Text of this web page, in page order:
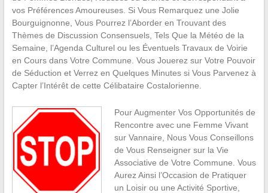
vos Préférences Amoureuses. Si Vous Remarquez une Jolie
Bourguignonne, Vous Pourrez l’Aborder en Trouvant des
Thèmes de Discussion Consensuels, Tels Que la Météo de la
Semaine, l’Agenda Culturel ou les Éventuels Travaux de Voirie
en Cours dans Votre Commune. Vous Jouerez sur Votre Pouvoir
de Séduction et Verrez en Quelques Minutes si Vous Parvenez à
Capter l’Intérêt de cette Célibataire Costalorienne.
Pour Augmenter Vos Opportunités de
Rencontre avec une Femme Vivant
sur Vannaire, Nous Vous Conseillons
de Vous Renseigner sur la Vie
Associative de Votre Commune. Vous
Aurez Ainsi l’Occasion de Pratiquer
un Loisir ou une Activité Sportive,